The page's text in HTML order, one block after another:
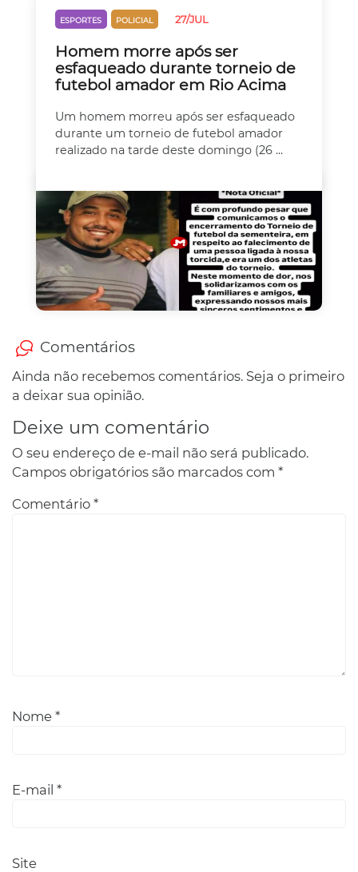
ESPORTES POLICIAL 27/JUL
Homem morre após ser
esfaqueado durante torneio de
futebol amador em Rio Acima
Um homem morreu após ser esfaqueado
durante um torneio de futebol amador
realizado na tarde deste domingo (26 ...
Comentários
Ainda não recebemos comentários. Seja o primeiro
a deixar sua opinião.
Deixe um comentário
O seu endereço de e-mail não será publicado.
Campos obrigatórios são marcados com *
Comentário *
Nome *
E-mail *
Site